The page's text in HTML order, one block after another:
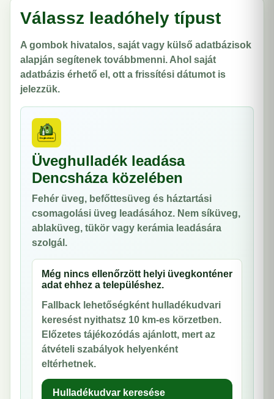
Válassz leadóhely típust
A gombok hivatalos, saját vagy külső adatbázisok
alapján segítenek továbbmenni. Ahol saját
adatbázis érhető el, ott a frissítési dátumot is
jelezzük.
Üveghulladék leadása
Dencsháza közelében
Fehér üveg, befőttesüveg és háztartási
csomagolási üveg leadásához. Nem síküveg,
ablaküveg, tükör vagy kerámia leadására
szolgál.
Még nincs ellenőrzött helyi üvegkonténer
adat ehhez a településhez.
Fallback lehetőségként hulladékudvari
keresést nyithatsz 10 km-es körzetben.
Előzetes tájékozódás ajánlott, mert az
átvételi szabályok helyenként
eltérhetnek.
Hulladékudvar keresése